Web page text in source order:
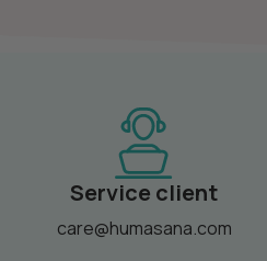
Service client
care@humasana.com